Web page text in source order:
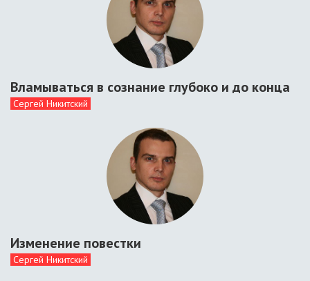
Вламываться в сознание глубоко и до конца
Сергей Никитский
Изменение повестки
Сергей Никитский